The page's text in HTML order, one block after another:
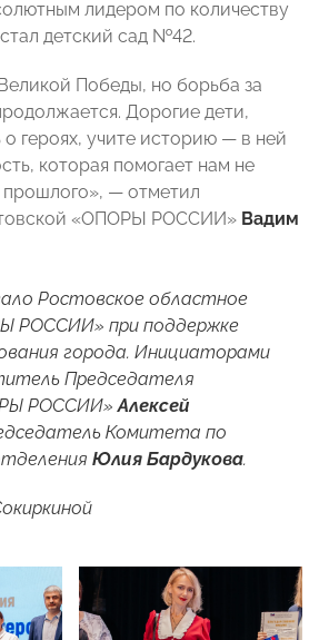
лидером по количеству
детский сад №42.
Победы, но борьба за
Дорогие дети,
о героях, учите историю — в ней
которая помогает нам не
— отметил
«ОПОРЫ РОССИИ» Вадим
Ростовское областное
РОССИИ» при поддержке
города. Инициаторами
Председателя
РОССИИ»Алексей
Комитета по
Юлия Бардукова.